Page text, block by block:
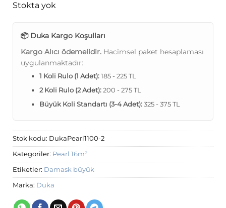
Stokta yok
📦 Duka Kargo Koşulları
Kargo Alıcı ödemelidir. Hacimsel paket hesaplaması
uygulanmaktadır:
1 Koli Rulo (1 Adet):185 - 225 TL
2 Koli Rulo (2 Adet):200 - 275 TL
Büyük Koli Standartı (3-4 Adet):325 - 375 TL
Stok kodu: DukaPearl1100-2
Kategoriler: Pearl 16m²
Etiketler: Damask büyük
Marka: Duka